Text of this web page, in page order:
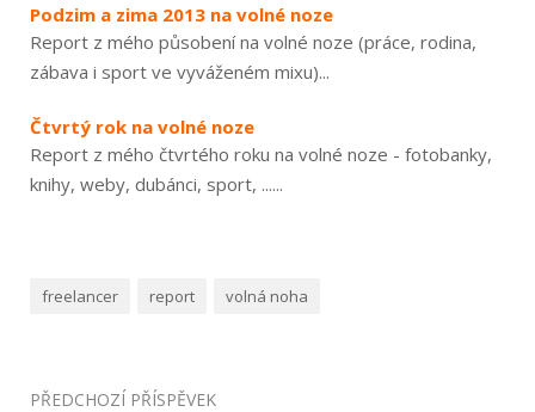
Podzim a zima 2013 na volné noze
Report z mého působení na volné noze (práce, rodina,
zábava i sport ve vyváženém mixu)...
Čtvrtý rok na volné noze
Report z mého čtvrtého roku na volné noze - fotobanky,
knihy, weby, dubánci, sport, ......
freelancer report volná noha
Navigace
PŘEDCHOZÍ PŘÍSPĚVEK